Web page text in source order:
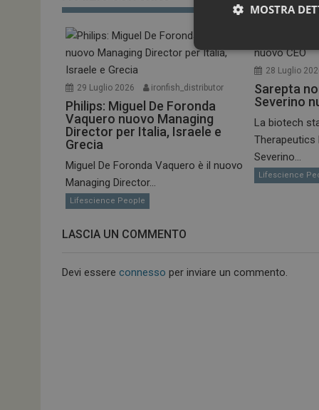
29 Luglio 2026 ironfish_distributor
Philips: Miguel De Foronda
Vaquero nuovo Managing
Director per Italia, Israele e
Grecia
Miguel De Foronda Vaquero è il nuovo
Managing Director...
Lifescience People
28 Luglio
Sarepta
Severino
La biotech
Therapeutics
Severino...
Lifescience
LASCIA UN COMMENTO
Devi essere connesso per inviare un commento.
MOSTRA
I cookie necessari